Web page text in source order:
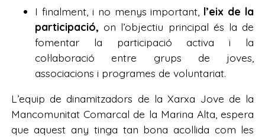
I finalment, i no menys important, l’eix de la
participació, on l’objectiu principal és la de
fomentar la participació activa i la
col·laboració entre grups de joves,
associacions i programes de voluntariat.
L’equip de dinamitzadors de la Xarxa Jove de la
Mancomunitat Comarcal de la Marina Alta, espera
que aquest any tinga tan bona acollida com les